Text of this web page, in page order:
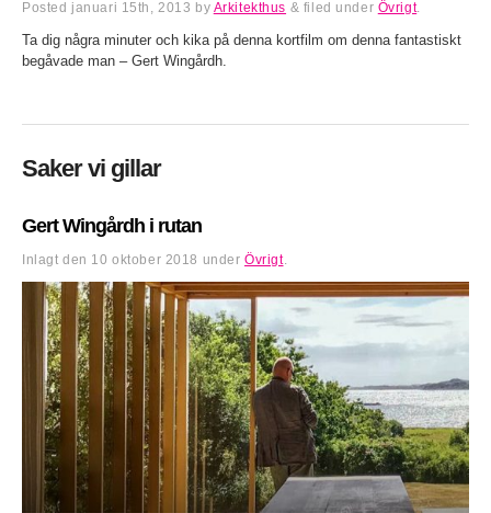
Posted januari 15th, 2013 by Arkitekthus & filed under Övrigt.
Ta dig några minuter och kika på denna kortfilm om denna fantastiskt
begåvade man – Gert Wingårdh.
Saker vi gillar
Gert Wingårdh i rutan
Inlagt den 10 oktober 2018 underÖvrigt.